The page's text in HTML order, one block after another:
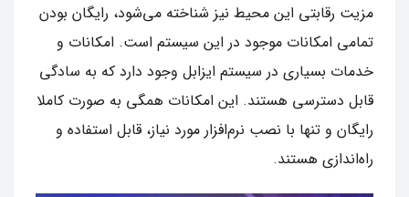
مزیت رقابتی این محیط نیز شناخته می‌شود، رایگان بودن
تمامی امکانات موجود در این سیستم است. امکانات و
خدمات بسیاری در سیستم ایزابل وجود دارد که به سادگی
قابل دسترسی هستند. این امکانات همگی به صورت کاملا
رایگان و تنها با نصب نرم‌افزار مورد نیاز، قابل استفاده و
راه‌اندازی هستند.